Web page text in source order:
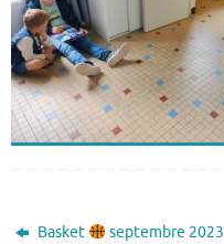
Basket septembre 2023